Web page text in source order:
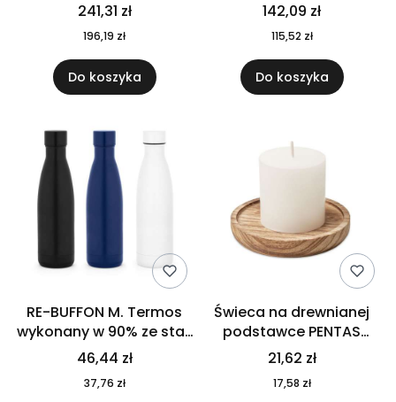
241,31 zł
196,19 zł
Do koszyka
142,09 zł
115,52 zł
Do koszyka
RE-BUFFON M. Termos
wykonany w 90% ze stali
nierdzewnej
pochodzącej z
recyklingu 520 ml 94294
46,44 zł
37,76 zł
Świeca na drewnianej
podstawce PENTAS
MO6282-40
21,62 zł
17,58 zł